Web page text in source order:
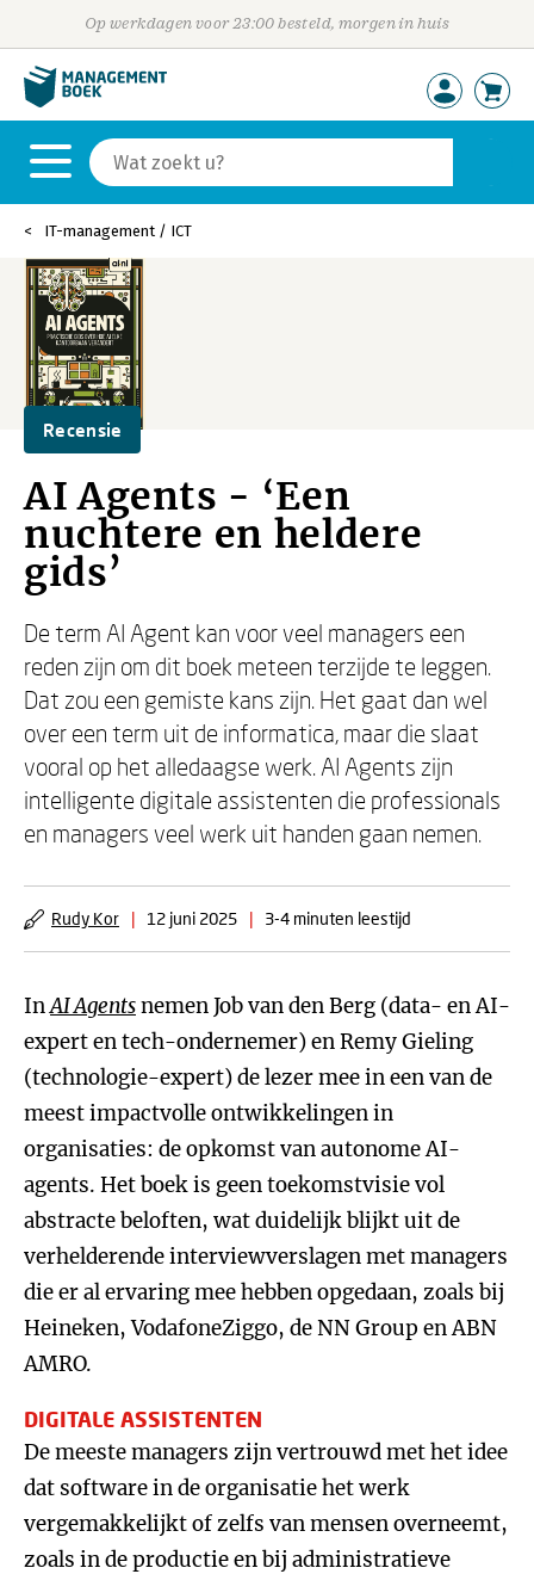
Op werkdagen voor 23:00 besteld, morgen in huis
IT-management / ICT
Recensie
AI Agents - ‘Een
nuchtere en heldere
gids’
De term AI Agent kan voor veel managers een
reden zijn om dit boek meteen terzijde te leggen.
Dat zou een gemiste kans zijn. Het gaat dan wel
over een term uit de informatica, maar die slaat
vooral op het alledaagse werk. AI Agents zijn
intelligente digitale assistenten die professionals
en managers veel werk uit handen gaan nemen.
Rudy Kor | 12 juni 2025 | 3-4 minuten leestijd
InAI Agentsnemen Job van den Berg (data- en AI-
expert en tech-ondernemer) en Remy Gieling
(technologie-expert) de lezer mee in een van de
meest impactvolle ontwikkelingen in
organisaties: de opkomst van autonome AI-
agents. Het boek is geen toekomstvisie vol
abstracte beloften, wat duidelijk blijkt uit de
verhelderende interviewverslagen met managers
die er al ervaring mee hebben opgedaan, zoals bij
Heineken, VodafoneZiggo, de NN Group en ABN
AMRO.
DIGITALE ASSISTENTEN
De meeste managers zijn vertrouwd met het idee
dat software in de organisatie het werk
vergemakkelijkt of zelfs van mensen overneemt,
zoals in de productie en bij administratieve